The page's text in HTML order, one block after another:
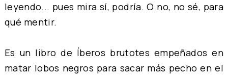
leyendo... pues mira sí, podría. O no, no sé, para
qué mentir.
Es un libro de Íberos brutotes empeñados en
matar lobos negros para sacar más pecho en el